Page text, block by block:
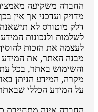
החברה משקיעה מאמצים
מדויק ועדכני אך אין
דלק מוטורס לא תישאנה
לשלמות ולנכונות
לעצמה את הזכות להוסיף
מבנה האתר, את המידע
והשימוש באתר, בכל עת
מקרה, המידע הניתן
על המידע הכללי שבאתר